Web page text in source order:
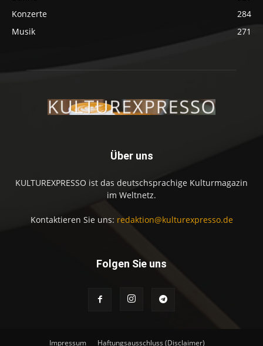
Konzerte
284
Musik
271
Über uns
KULTUREXPRESSO ist das deutschsprachige Kulturmagazin
im Weltnetz.
Kontaktieren Sie uns: redaktion@kulturexpresso.de
Folgen Sie uns
Impressum Haftungsausschluss (Disclaimer)